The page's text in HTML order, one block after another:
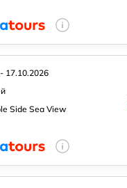
17.10.2026
Side Sea View